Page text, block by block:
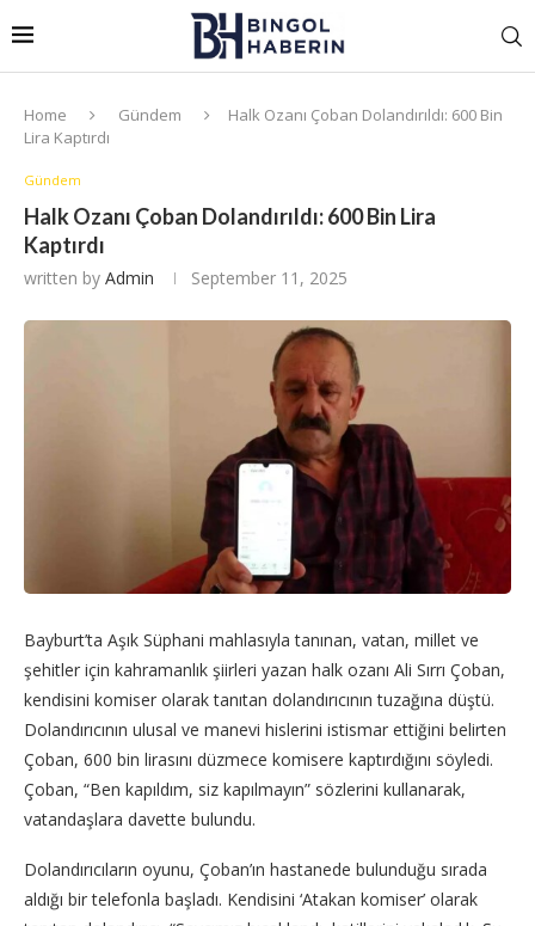
Home Gündem
Halk Ozanı Çoban Dolandırıldı: 600 Bin
Lira Kaptırdı
Gündem
Halk Ozanı Çoban Dolandırıldı: 600 Bin Lira
Kaptırdı
written by Admin September 11, 2025
Bayburt’ta Aşık Süphani mahlasıyla tanınan, vatan, millet ve
şehitler için kahramanlık şiirleri yazan halk ozanı Ali Sırrı Çoban,
kendisini komiser olarak tanıtan dolandırıcının tuzağına düştü.
Dolandırıcının ulusal ve manevi hislerini istismar ettiğini belirten
Çoban, 600 bin lirasını düzmece komisere kaptırdığını söyledi.
Çoban, “Ben kapıldım, siz kapılmayın” sözlerini kullanarak,
vatandaşlara davette bulundu.
Dolandırıcıların oyunu, Çoban’ın hastanede bulunduğu sırada
aldığı bir telefonla başladı. Kendisini ‘Atakan komiser’ olarak